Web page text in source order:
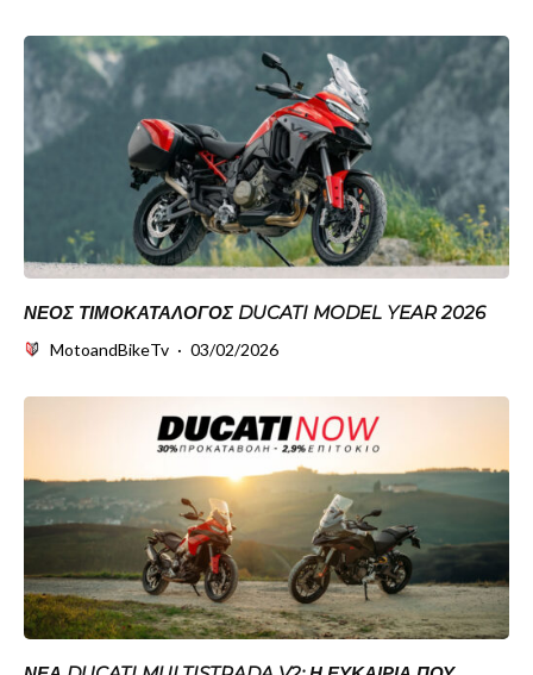
ΝΈΟΣ ΤΙΜΟΚΑΤΆΛΟΓΟΣ DUCATI MODEL YEAR 2026
MotoandBikeTv · 03/02/2026